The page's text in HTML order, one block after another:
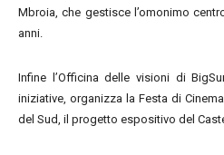
Mbroia, che gestisce l’omonimo
anni.
Infine l’Officina delle visioni di
iniziative, organizza la Festa di
del Sud, il progetto espositivo del